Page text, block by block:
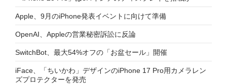
Apple、9月のiPhone発表イベントに向けて準備
OpenAI、Appleの営業秘密訴訟に反論
SwitchBot、最大54%オフの「お盆セール」開催
iFace、「ちいかわ」デザインのiPhone 17 Pro用カメラレン
ズプロテクターを発売